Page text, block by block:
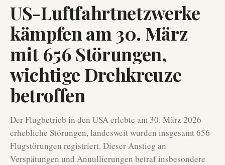
US-Luftfahrtnetzwerke
kämpfen am 30. März
mit 656 Störungen,
wichtige Drehkreuze
betroffen
Der Flugbetrieb in den USA erlebte am 30. März 2026
erhebliche Störungen, landesweit wurden insgesamt 656
Flugstörungen registriert. Dieser Anstieg an
Verspätungen und Annullierungen betraf insbesondere